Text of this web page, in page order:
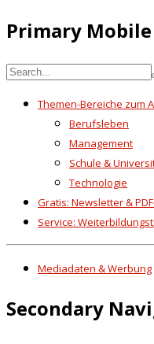
Primary
Themen-Bereiche zum
Berufsleben
Management
Schule &
Technologie
Gratis: Newsletter &
Service:
Mediadaten & Werbung
Secondary